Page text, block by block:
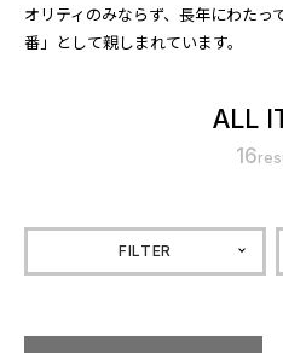
オリティのみならず、長年にわた
番」として親しまれています。
ALL
16
FILTER